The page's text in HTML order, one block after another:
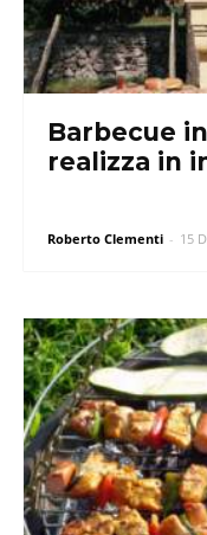
Barbecue
realizza in
Roberto Clementi - 15